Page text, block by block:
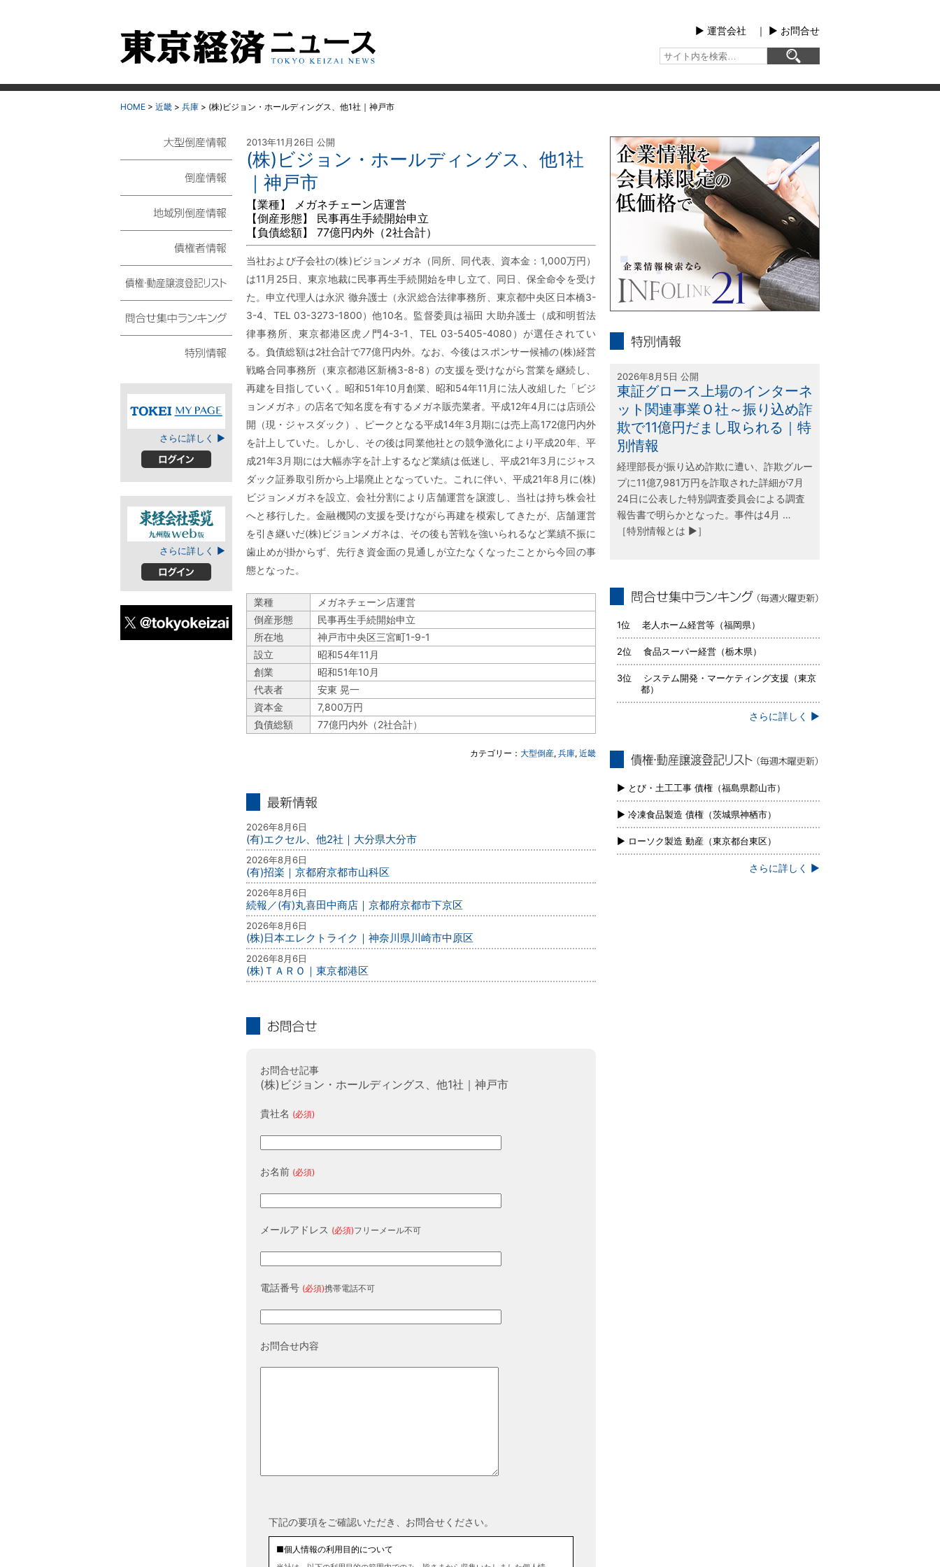
▶︎ 運営会社 ｜ ▶︎ お問合せ
HOME > 近畿 > 兵庫 > (株)ビジョン・ホールディングス、他1社｜神戸市
2013年11月26日 公開
(株)ビジョン・ホールディングス、他1社
｜神戸市
【業種】 メガネチェーン店運営
【倒産形態】 民事再生手続開始申立
【負債総額】 77億円内外（2社合計）
当社および子会社の(株)ビジョンメガネ（同所、同代表、資本金：1,000万円）
は11月25日、東京地裁に民事再生手続開始を申し立て、同日、保全命令を受け
た。申立代理人は永沢 徹弁護士（永沢総合法律事務所、東京都中央区日本橋3-
3-4、TEL 03-3273-1800）他10名。監督委員は福田 大助弁護士（成和明哲法
律事務所、東京都港区虎ノ門4-3-1、TEL 03-5405-4080）が選任されてい
る。負債総額は2社合計で77億円内外。なお、今後はスポンサー候補の(株)経営
戦略合同事務所（東京都港区新橋3-8-8）の支援を受けながら営業を継続し、
再建を目指していく。昭和51年10月創業、昭和54年11月に法人改組した「ビジ
ョンメガネ」の店名で知名度を有するメガネ販売業者。平成12年4月には店頭公
開（現・ジャスダック）、ピークとなる平成14年3月期には売上高172億円内外
を計上していた。しかし、その後は同業他社との競争激化により平成20年、平
成21年3月期には大幅赤字を計上するなど業績は低迷し、平成21年3月にジャス
ダック証券取引所から上場廃止となっていた。これに伴い、平成21年8月に(株)
ビジョンメガネを設立、会社分割により店舗運営を譲渡し、当社は持ち株会社
へと移行した。金融機関の支援を受けながら再建を模索してきたが、店舗運営
を引き継いだ(株)ビジョンメガネは、その後も苦戦を強いられるなど業績不振に
歯止めが掛からず、先行き資金面の見通しが立たなくなったことから今回の事
態となった。
業種
メガネチェーン店運営
倒産形態
民事再生手続開始申立
所在地
神戸市中央区三宮町1-9-1
設立
昭和54年11月
創業
昭和51年10月
代表者
安東 晃一
資本金
7,800万円
負債総額
77億円内外（2社合計）
カテゴリー： 大型倒産, 兵庫, 近畿
2026年8月6日
(有)エクセル、他2社｜大分県大分市
2026年8月6日
(有)招楽｜京都府京都市山科区
2026年8月6日
続報／(有)丸喜田中商店｜京都府京都市下京区
2026年8月6日
(株)日本エレクトライク｜神奈川県川崎市中原区
2026年8月6日
(株)ＴＡＲＯ｜東京都港区
お問合せ記事
(株)ビジョン・ホールディングス、他1社｜神戸市
貴社名 (必須)
お名前 (必須)
メールアドレス (必須)フリーメール不可
電話番号 (必須)携帯電話不可
お問合せ内容
下記の要項をご確認いただき、お問合せください。
■個人情報の利用目的について
スト
TOKEIマイページ
さらに詳しく ▶
東経会社要覧web
さらに詳しく ▶
ログイン
2026年8月5日 公開
東証グロース上場のインターネ
ット関連事業Ｏ社～振り込め詐
欺で11億円だまし取られる｜特
別情報
経理部長が振り込め詐欺に遭い、詐欺グルー
プに11億7,981万円を詐取された詳細が7月
24日に公表した特別調査委員会による調査
報告書で明らかとなった。事件は4月 …
［特別情報とは ▶］
1位 老人ホーム経営等（福岡県）
2位 食品スーパー経営（栃木県）
3位 システム開発・マーケティング支援（東京
都）
さらに詳しく ▶
新）
▶ とび・土工工事 債権（福島県郡山市）
▶ 冷凍食品製造 債権（茨城県神栖市）
▶ ローソク製造 動産（東京都台東区）
さらに詳しく ▶